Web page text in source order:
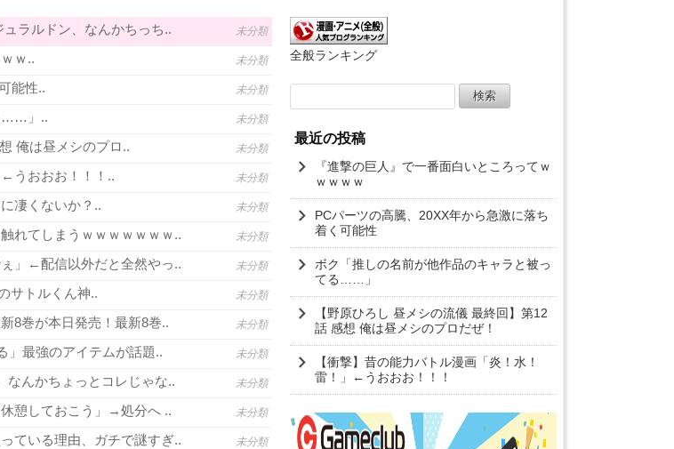
ュラルドン、なんかちっち.. 未分類
ｗ.. 未分類
能性.. 未分類
……」.. 未分類
俺は昼メシのプロ.. 未分類
←うおおお！！！.. 未分類
凄くないか？.. 未分類
れてしまうｗｗｗｗｗｗｗ.. 未分類
」←配信以外だと全然やっ.. 未分類
サトルくん神.. 未分類
8巻が本日発売！最新8巻.. 未分類
」最強のアイテムが話題.. 未分類
なんかちょっとコレじゃな.. 未分類
憩しておこう」→処分へ .. 未分類
ている理由、ガチで謎すぎ.. 未分類
全般ランキング
索:
最近の投稿
『進撃の巨人』で一番面白いところってｗ
ｗｗｗｗ
PCパーツの高騰、20XX年から急激に落ち
着く可能性
ボク「推しの名前が他作品のキャラと被っ
てる……」
【野原ひろし 昼メシの流儀 最終回】第12
話 感想 俺は昼メシのプロだぜ！
【衝撃】昔の能力バトル漫画「炎！水！
雷！」←うおおお！！！